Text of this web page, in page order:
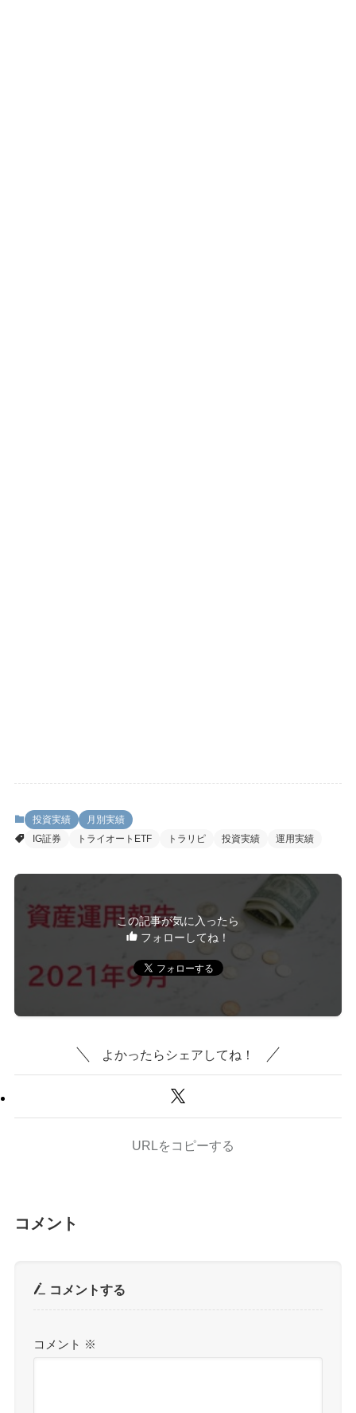
投資実績
月別実績
IG証券
トライオートETF トラリピ 投資実績 運用実績
この記事が気に入ったら
フォローしてね！
よかったらシェアしてね！
URLをコピーする
コメント
コメントする
コメント ※